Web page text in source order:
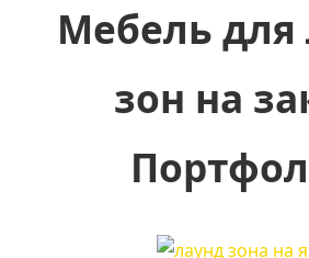
Мебель
зон на